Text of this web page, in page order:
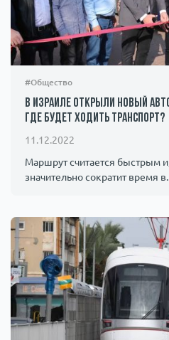
#Общество
В Израиле открыли новый
где будет ходить транспорт?
11.12.2022
Маршрут считается быстрым
значительно сократит время